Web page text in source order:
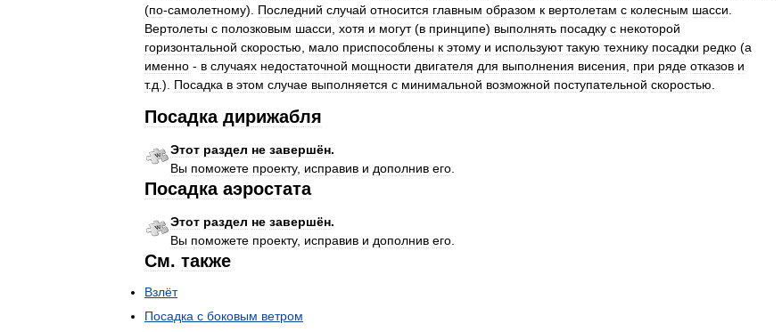
(по-самолетному). Последний случай относится главным образом к вертолетам с колесным шасси.
Вертолеты с полозковым шасси, хотя и могут(в принципе) выполнять посадку с некоторой
горизонтальной скоростью, мало приспособлены к этому и используют такую технику посадки редко (а
именно - в случаях недостаточной мощности двигателя для выполнения висения, при ряде отказов и
т.д.). Посадка в этом случае выполняется с минимальной возможной поступательной скоростью.
Посадка дирижабля
Этот раздел не завершён.
Вы поможете проекту, исправив и дополнив его.
Посадка аэростата
Этот раздел не завершён.
Вы поможете проекту, исправив и дополнив его.
См. также
Взлёт
Посадка с боковым ветром